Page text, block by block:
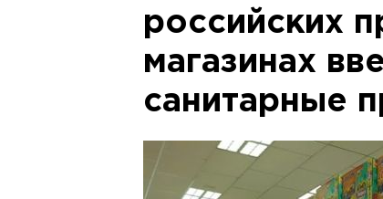
российских
магазинах
санитарные